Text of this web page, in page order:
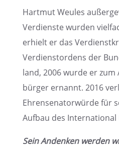
Hartmut Weules
Verdienste wurden
erhielt er das
Verdienst­or­dens der
land, 2006 wurde er
bür­ger ernannt. 2016
Ehren­se­na­tor­würde für
Aufbau des
Sein Andenken werden